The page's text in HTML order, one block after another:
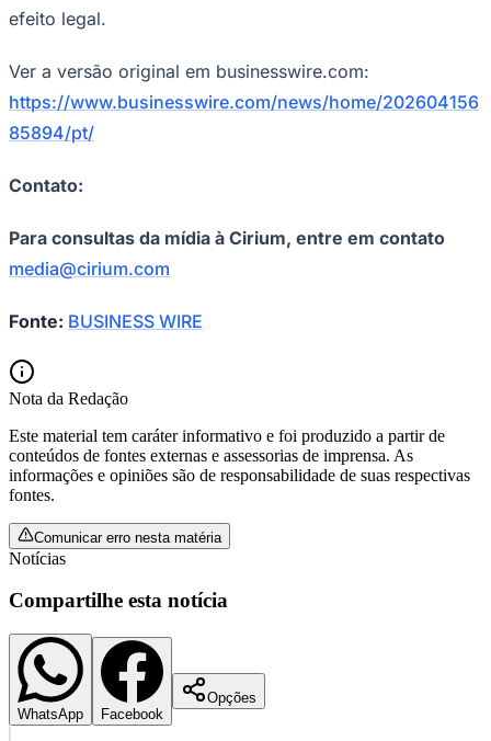
Sport
efeito legal.
Ver a versão original em businesswire.com:
https://www.businesswire.com/news/home/202604156
85894/pt/
Contato:
Para consultas da mídia à Cirium, entre em contato
media@cirium.com
Fonte: BUSINESS WIRE
Nota da Redação
Este material tem caráter informativo e foi produzido a partir de
conteúdos de fontes externas e assessorias de imprensa. As
informações e opiniões são de responsabilidade de suas respectivas
fontes.
Comunicar erro nesta matéria
Notícias
Compartilhe esta notícia
WhatsApp Facebook
Opções